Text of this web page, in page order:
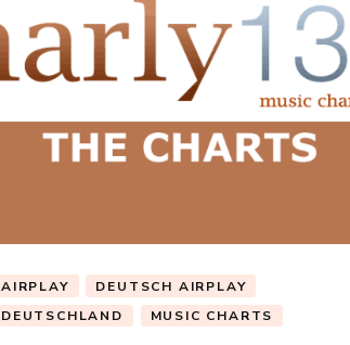
AIRPLAY
DEUTSCH AIRPLAY
DEUTSCHLAND
MUSIC CHARTS